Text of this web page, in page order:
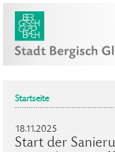
Startseite
18.11.2025
Start der